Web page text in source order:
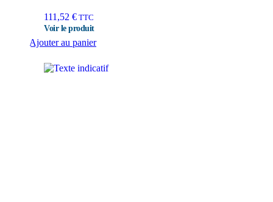
111,52 € TTC
Ajouter au panier